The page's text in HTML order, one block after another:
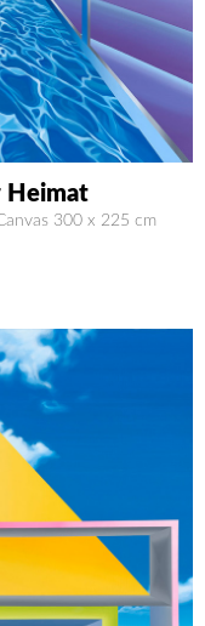
Heimat
300 x 225 cm